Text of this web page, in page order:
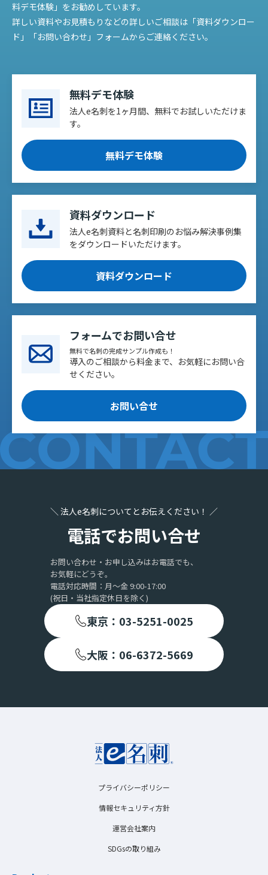
料デモ体験」をお勧めしています。
詳しい資料やお見積もりなどの詳しいご相談は「資料ダウンロー
ド」「お問い合わせ」フォームからご連絡ください。
無料デモ体験
法人e名刺を1ヶ月間、無料でお試しいただけま
す。
無料デモ体験
資料ダウンロード
法人e名刺資料と名刺印刷のお悩み解決事例集
をダウンロードいただけます。
資料ダウンロード
フォームでお問い合せ
無料で名刺の完成サンプル作成も！
導入のご相談から料金まで、お気軽にお問い合
せください。
お問い合せ
＼ 法人e名刺についてとお伝えください！ ／
電話でお問い合せ
お問い合わせ・お申し込みはお電話でも、
お気軽にどうぞ。
電話対応時間：月〜金 9:00-17:00
(祝日・当社指定休日を除く)
東京：03-5251-0025
大阪：06-6372-5669
プライバシーポリシー
情報セキュリティ方針
運営会社案内
SDGsの取り組み